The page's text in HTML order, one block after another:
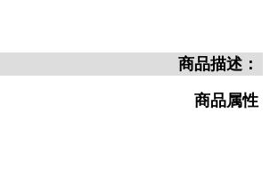
商品描述：
商品属性